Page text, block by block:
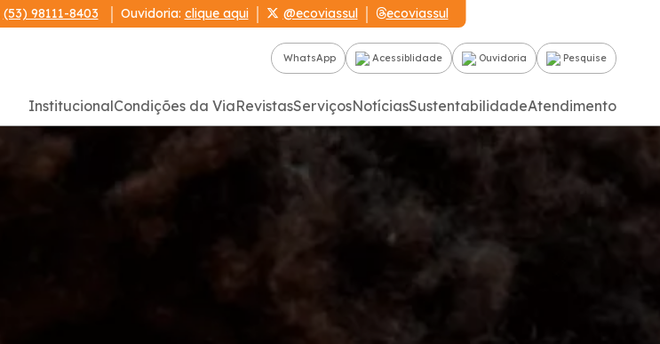
(53) 98111-8403 Ouvidoria: clique aqui @ecoviassul ecoviassul
WhatsApp Acessiblidade Ouvidoria Pesquise
InstitucionalCondições da ViaRevistasServiçosNotíciasSustentabilidadeAtendimento